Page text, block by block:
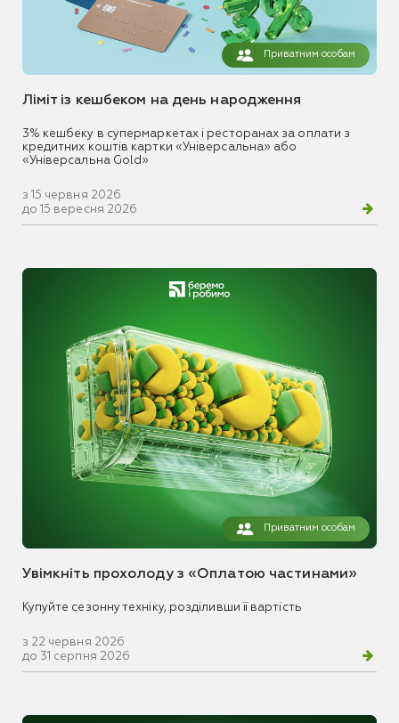
Приватним особам
Ліміт із кешбеком на день народження
3% кешбеку в супермаркетах і ресторанах за оплати з
кредитних коштів картки «Універсальна» або
«Універсальна Gold»
з 15 червня 2026
до 15 вересня 2026
Приватним особам
Увімкніть прохолоду з «Оплатою частинами»
Купуйте сезонну техніку, розділивши її вартість
з 22 червня 2026
до 31 серпня 2026